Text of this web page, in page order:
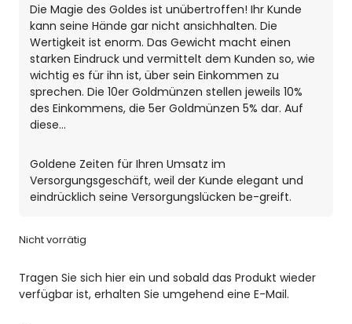
Die Magie des Goldes ist unübertroffen! Ihr Kunde
kann seine Hände gar nicht ansichhalten. Die
Wertigkeit ist enorm. Das Gewicht macht einen
starken Eindruck und vermittelt dem Kunden so, wie
wichtig es für ihn ist, über sein Einkommen zu
sprechen. Die 10er Goldmünzen stellen jeweils 10%
des Einkommens, die 5er Goldmünzen 5% dar. Auf
diese…
Goldene Zeiten für Ihren Umsatz im
Versorgungsgeschäft, weil der Kunde elegant und
eindrücklich seine Versorgungslücken be-greift.
Nicht vorrätig
Tragen Sie sich hier ein und sobald das Produkt wieder
verfügbar ist, erhalten Sie umgehend eine E-Mail.